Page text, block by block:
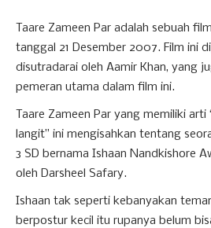
Taare Zameen Par adalah sebuah
tanggal 21 Desember 2007. Film ini
disutradarai oleh Aamir Khan, yang
pemeran utama dalam film ini.
Taare Zameen Par yang memiliki
langit” ini mengisahkan tentang
3 SD bernama Ishaan Nandkishore
oleh Darsheel Safary.
Ishaan tak seperti kebanyakan
berpostur kecil itu rupanya belum